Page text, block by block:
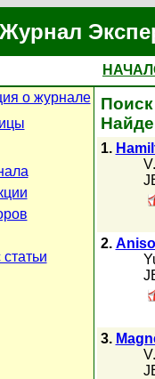
Журнал
о журнале
1.
2.
3.